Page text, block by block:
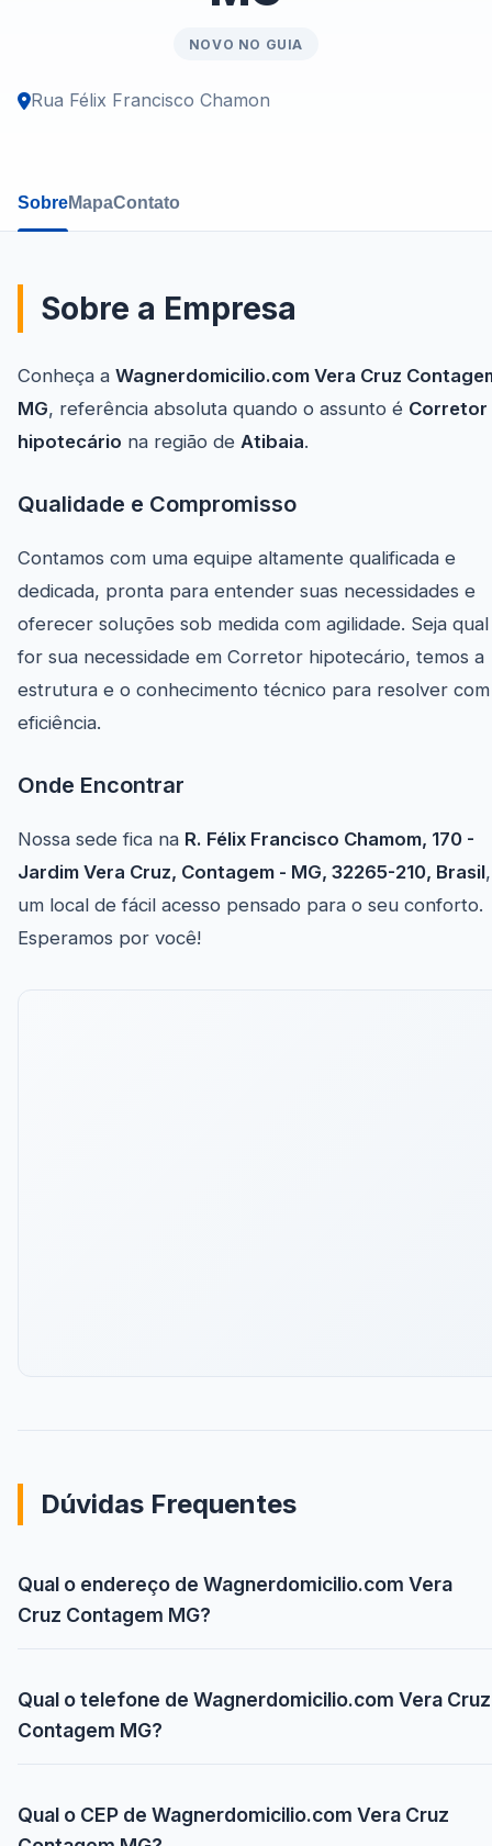
NOVO NO GUIA
Rua Félix Francisco Chamon
SobreMapaContato
Sobre a Empresa
Conheça a Wagnerdomicilio.com Vera Cruz
MG, referência absoluta quando o assunto é Corretor
hipotecário na região de Atibaia.
Qualidade e Compromisso
Contamos com uma equipe altamente qualificada e
dedicada, pronta para entender suas necessidades e
oferecer soluções sob medida com agilidade. Seja qual
for sua necessidade em Corretor hipotecário, temos a
estrutura e o conhecimento técnico para resolver com
eficiência.
Onde Encontrar
Nossa sede fica na R. Félix Francisco Chamom, 170 -
Jardim Vera Cruz, Contagem - MG, 32265-210, Brasil,
um local de fácil acesso pensado para o seu conforto.
Esperamos por você!
Dúvidas Frequentes
Qual o endereço de Wagnerdomicilio.com Vera
Cruz Contagem MG?
Qual o telefone de Wagnerdomicilio.com Vera Cruz
Contagem MG?
Qual o CEP de Wagnerdomicilio.com Vera Cruz